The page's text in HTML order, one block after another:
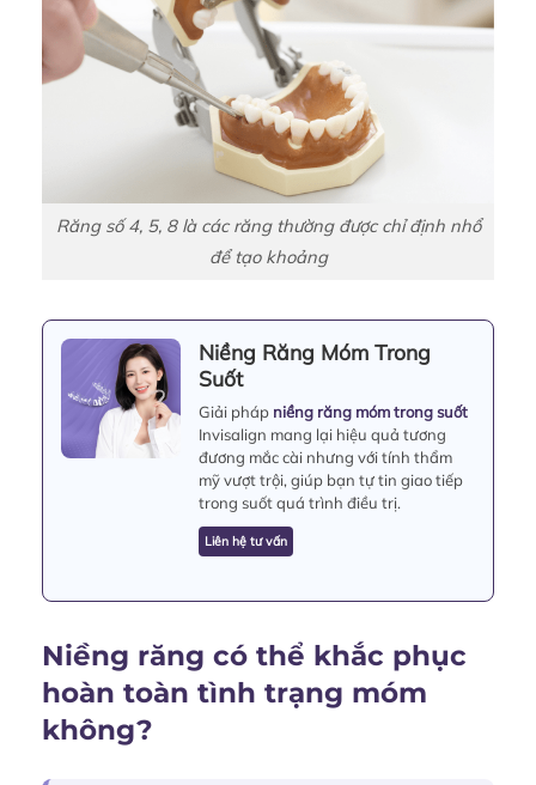
Răng số 4, 5, 8 là các răng thường được chỉ định nhổ
để tạo khoảng
Niềng Răng Móm Trong
Suốt
Giải pháp niềng răng móm trong suốt
Invisalign mang lại hiệu quả tương
đương mắc cài nhưng với tính thẩm
mỹ vượt trội, giúp bạn tự tin giao tiếp
trong suốt quá trình điều trị.
Liên hệ tư vấn
Niềng răng có thể khắc phục
hoàn toàn tình trạng móm
không?